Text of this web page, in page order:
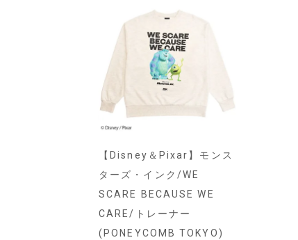
【Disney＆Pixar】モンス
ターズ・インク/WE
SCARE BECAUSE WE
CARE/トレーナー
(PONEYCOMB TOKYO)